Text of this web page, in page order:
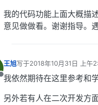
我的代码功能上面大概描
意见做做看。谢谢指导。
离线
王旭写于2018年10月31日 上午
最后由 编辑
我依然期待在这里参考和
另外若有人在二次开发方